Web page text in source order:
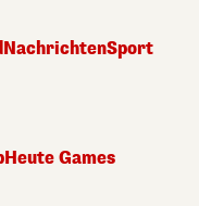
NachrichtenSport
Heute Games